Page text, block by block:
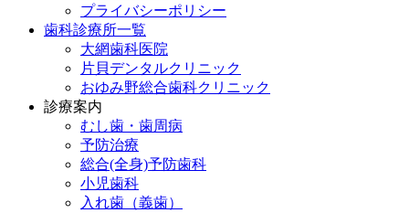
プライバシーポリシー
歯科診療所一覧
大網歯科医院
片貝デンタルクリニック
おゆみ野総合歯科クリニック
診療案内
むし歯・歯周病
予防治療
総合(全身)予防歯科
小児歯科
入れ歯（義歯）